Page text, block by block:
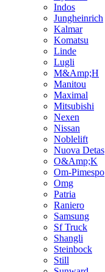
Indos
Jungheinrich
Kalmar
Komatsu
Linde
Lugli
M&Amp;H
Manitou
Maximal
Mitsubishi
Nexen
Nissan
Noblelift
Nuova Detas
O&Amp;K
Om-Pimespo
Omg
Patria
Raniero
Samsung
Sf Truck
Shangli
Steinbock
Still